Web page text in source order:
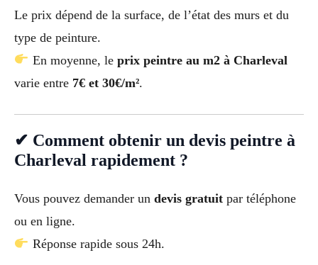
Le prix dépend de la surface, de l’état des murs et du
type de peinture.
En moyenne, le prix peintre au m2 à Charleval
varie entre 7€ et 30€/m².
✔ Comment obtenir un devis peintre à
Charleval rapidement ?
Vous pouvez demander un devis gratuit par téléphone
ou en ligne.
Réponse rapide sous 24h.